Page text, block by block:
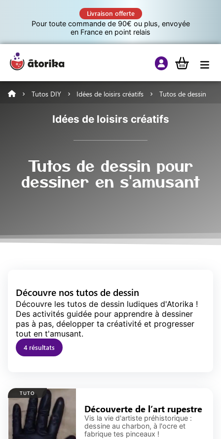
Livraison offerte
Pour toute commande de 90€ ou plus, envoyée
en France en point relais
Jeux éducatifs
Culture G
Tutos DIY Idées de loisirs créatifs Tutos de dessin
Idées de loisirs créatifs
Tutos de dessin pour
dessiner en s'amusant
Découvre nostutos de dessin
Découvre les tutos de dessin ludiques d'Atorika !
Des activités guidée pour apprendre à dessiner
pas à pas, déelopper ta créativité et progresser
tout en t'amusant.
4résultats
TUTO
Découverte de l’art rupestre
Vis la vie d'artiste préhistorique :
dessine au charbon, à l'ocre et
fabrique tes pinceaux !